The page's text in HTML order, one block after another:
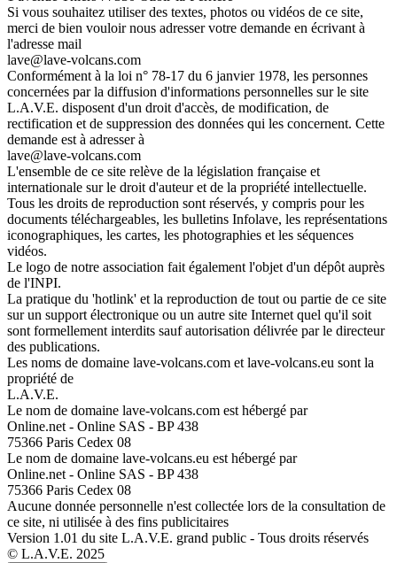
Si vous souhaitez utiliser des textes, photos ou vidéos de ce site,
merci de bien vouloir nous adresser votre demande en écrivant à
l'adresse mail
lave@lave-volcans.com
Conformément à la loi n° 78-17 du 6 janvier 1978, les personnes
concernées par la diffusion d'informations personnelles sur le site
L.A.V.E. disposent d'un droit d'accès, de modification, de
rectification et de suppression des données qui les concernent. Cette
demande est à adresser à
lave@lave-volcans.com
L'ensemble de ce site relève de la législation française et
internationale sur le droit d'auteur et de la propriété intellectuelle.
Tous les droits de reproduction sont réservés, y compris pour les
documents téléchargeables, les bulletins Infolave, les représentations
iconographiques, les cartes, les photographies et les séquences
vidéos.
Le logo de notre association fait également l'objet d'un dépôt auprès
de l'INPI.
La pratique du 'hotlink' et la reproduction de tout ou partie de ce site
sur un support électronique ou un autre site Internet quel qu'il soit
sont formellement interdits sauf autorisation délivrée par le directeur
des publications.
Les noms de domaine lave-volcans.com et lave-volcans.eu sont la
propriété de
L.A.V.E.
Le nom de domaine lave-volcans.com est hébergé par
Online.net - Online SAS - BP 438
75366 Paris Cedex 08
Le nom de domaine lave-volcans.eu est hébergé par
Online.net - Online SAS - BP 438
75366 Paris Cedex 08
Aucune donnée personnelle n'est collectée lors de la consultation de
ce site, ni utilisée à des fins publicitaires
Version 1.01 du site L.A.V.E. grand public - Tous droits réservés
© L.A.V.E. 2025